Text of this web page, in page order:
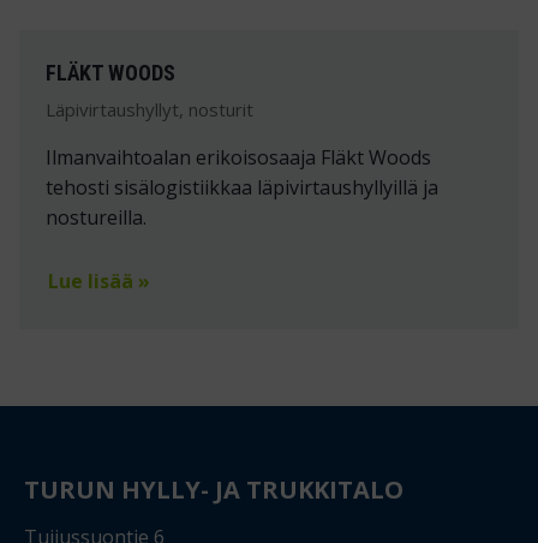
FLÄKT WOODS
Läpivirtaushyllyt, nosturit
Ilmanvaihtoalan erikoisosaaja Fläkt Woods
tehosti sisälogistiikkaa läpivirtaushyllyillä ja
nostureilla.
Lue lisää »
TURUN HYLLY- JA TRUKKITALO
Tuijussuontie 6